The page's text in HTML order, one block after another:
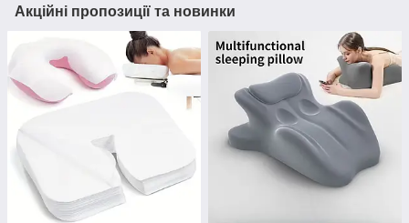
Акційні пропозиції та новинки